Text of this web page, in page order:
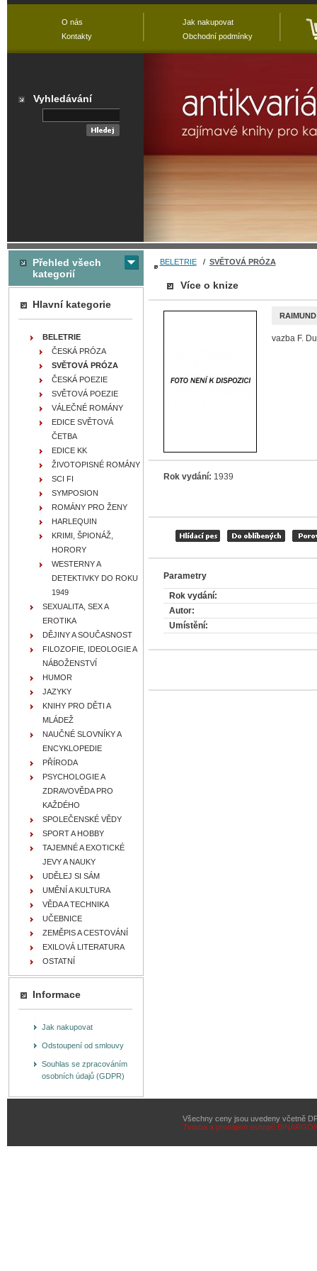
BELETRIE/ SVĚTOVÁ PRÓZA
Více o knize
vazba F.
Rok vydání: 1939
Parametry
Rok vydání:
Autor:
Umístění:
Přehled všech
kategorií
Hlavní kategorie
BELETRIE
ČESKÁ PRÓZA
SVĚTOVÁ PRÓZA
ČESKÁ POEZIE
SVĚTOVÁ POEZIE
VÁLEČNÉ ROMÁNY
EDICE SVĚTOVÁ
ČETBA
EDICE KK
ŽIVOTOPISNÉ ROMÁNY
SCI FI
SYMPOSION
ROMÁNY PRO ŽENY
HARLEQUIN
KRIMI, ŠPIONÁŽ,
HORORY
WESTERNY A
DETEKTIVKY DO ROKU
1949
SEXUALITA, SEX A
EROTIKA
DĚJINY A SOUČASNOST
FILOZOFIE, IDEOLOGIE A
NÁBOŽENSTVÍ
HUMOR
JAZYKY
KNIHY PRO DĚTI A
MLÁDEŽ
NAUČNÉ SLOVNÍKY A
ENCYKLOPEDIE
PŘÍRODA
PSYCHOLOGIE A
ZDRAVOVĚDA PRO
KAŽDÉHO
SPOLEČENSKÉ VĚDY
SPORT A HOBBY
TAJEMNÉ A EXOTICKÉ
JEVY A NAUKY
UDĚLEJ SI SÁM
UMĚNÍ A KULTURA
VĚDA A TECHNIKA
UČEBNICE
ZEMĚPIS A CESTOVÁNÍ
EXILOVÁ LITERATURA
OSTATNÍ
Informace
Jak nakupovat
Odstoupení od smlouvy
Souhlas se zpracováním
osobních údajů (GDPR)
Všechny ceny jsou uvedeny včetně
Tvorba a pronájem eshopů
O nás
Kontakty
Jak nakupovat
Obchodní podmínky
Vyhledávání